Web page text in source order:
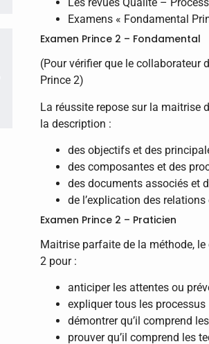
Examens « Fondamental
Examen Prince 2 – Fondamental
(Pour vérifier que le collaborateur
Prince 2)
La réussite repose sur la maitrise
la description :
des objectifs et des
des composantes et des
des documents associés et
de l’explication des
Examen Prince 2 – Praticien
Maitrise parfaite de la méthode,
2 pour :
anticiper les attentes ou
expliquer tous les processus
démontrer qu’il comprend
prouver qu’il comprend les